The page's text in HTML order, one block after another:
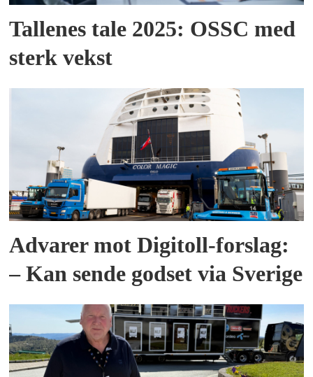
Tallenes tale 2025: OSSC med
sterk vekst
Advarer mot Digitoll-forslag:
– Kan sende godset via Sverige